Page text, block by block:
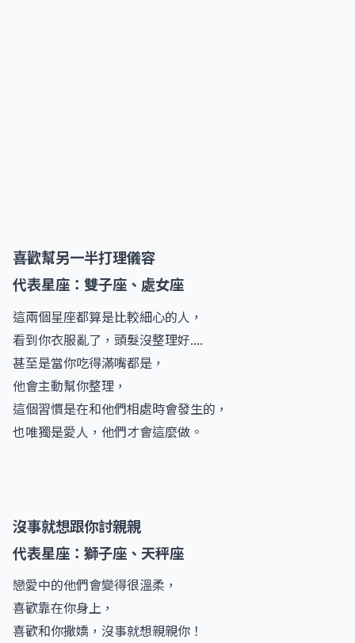
喜歡幫另一半打理儀容
代表星座：雙子座、處女座
這兩個星座都算是比較細心的人，
看到你衣服亂了，頭髮沒整理好....
甚至是當你吃得滿嘴都是，
他會主動幫你整理，
這個習慣是在和他們相處時會發生的，
也唯獨是愛人，他們才會這麼做。
沒事就想跟你討親親
代表星座：獅子座、天秤座
戀愛中的他們會變得很溫柔，
喜歡靠在你身上，
喜歡和你撒嬌，沒事就想親親你！